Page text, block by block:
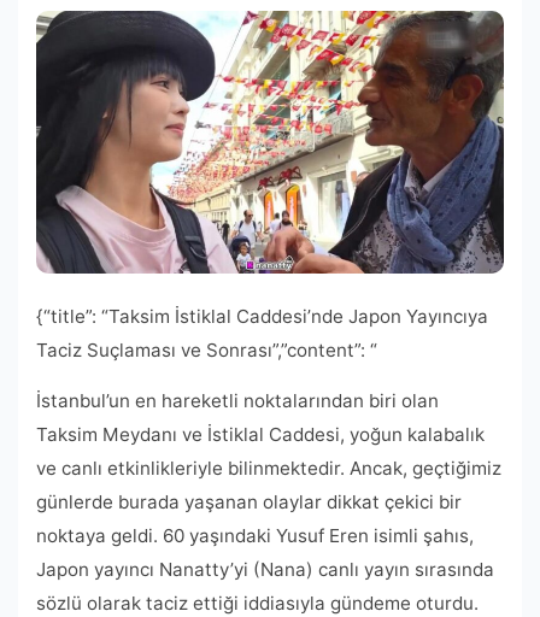
{“title”: “Taksim İstiklal Caddesi’nde Japon Yayıncıya
Taciz Suçlaması ve Sonrası”,”content”: “
İstanbul’un en hareketli noktalarından biri olan
Taksim Meydanı ve İstiklal Caddesi, yoğun kalabalık
ve canlı etkinlikleriyle bilinmektedir. Ancak, geçtiğimiz
günlerde burada yaşanan olaylar dikkat çekici bir
noktaya geldi. 60 yaşındaki Yusuf Eren isimli şahıs,
Japon yayıncı Nanatty’yi (Nana) canlı yayın sırasında
sözlü olarak taciz ettiği iddiasıyla gündeme oturdu.